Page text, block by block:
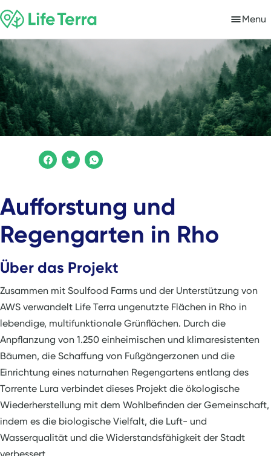
Menu
Aufforstung und
Regengarten in Rho
Über das Projekt
Zusammen mit Soulfood Farms und der Unterstützung von
AWS verwandelt Life Terra ungenutzte Flächen in Rho in
lebendige, multifunktionale Grünflächen. Durch die
Anpflanzung von 1.250 einheimischen und klimaresistenten
Bäumen, die Schaffung von Fußgängerzonen und die
Einrichtung eines naturnahen Regengartens entlang des
Torrente Lura verbindet dieses Projekt die ökologische
Wiederherstellung mit dem Wohlbefinden der Gemeinschaft,
indem es die biologische Vielfalt, die Luft- und
Wasserqualität und die Widerstandsfähigkeit der Stadt